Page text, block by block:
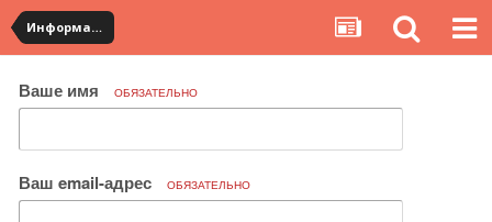
Информация по полученным посылкам
Ваше имя ОБЯЗАТЕЛЬНО
Ваш email-адрес ОБЯЗАТЕЛЬНО